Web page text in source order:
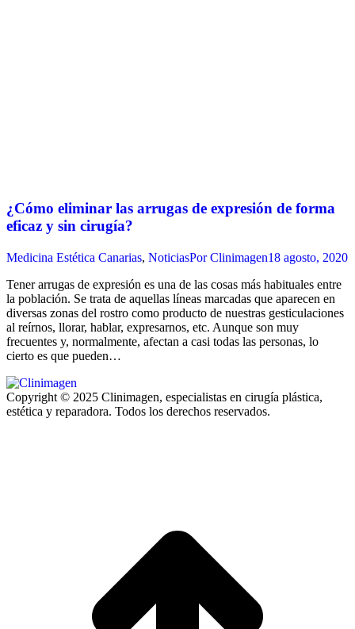
¿Cómo eliminar las arrugas de expresión de forma
eficaz y sin cirugía?
Medicina Estética Canarias, NoticiasPorClinimagen18 agosto, 2020
Tener arrugas de expresión es una de las cosas más habituales entre
la población. Se trata de aquellas líneas marcadas que aparecen en
diversas zonas del rostro como producto de nuestras gesticulaciones
al reírnos, llorar, hablar, expresarnos, etc. Aunque son muy
frecuentes y, normalmente, afectan a casi todas las personas, lo
cierto es que pueden…
Copyright © 2025 Clinimagen, especialistas en cirugía plástica,
estética y reparadora. Todos los derechos reservados.